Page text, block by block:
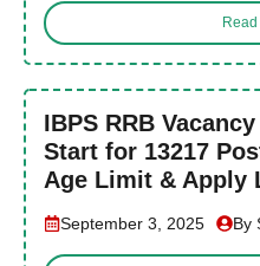
IBPS RRB
Start for 13217
Age Limit & Apply
September 3, 2025 By